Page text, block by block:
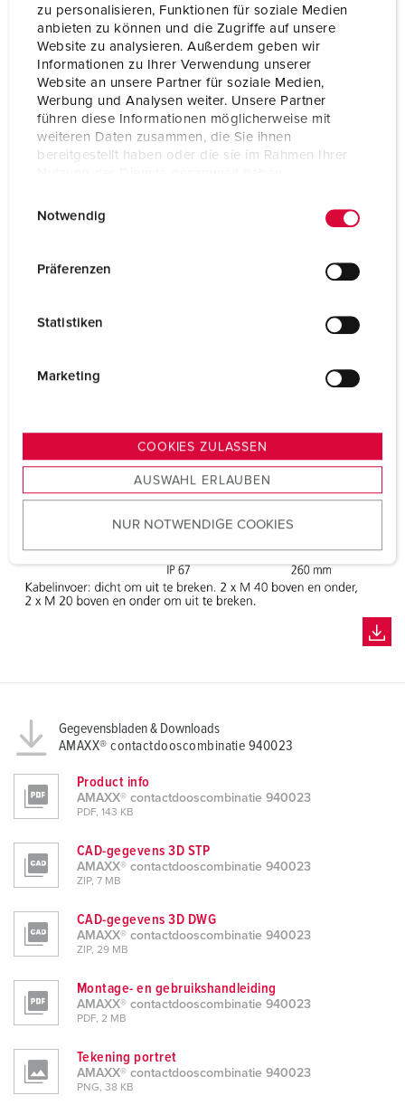
zu personalisieren, Funktionen für soziale Medien
anbieten zu können und die Zugriffe auf unsere
Website zu analysieren. Außerdem geben wir
Informationen zu Ihrer Verwendung unserer
Website an unsere Partner für soziale Medien,
Werbung und Analysen weiter. Unsere Partner
führen diese Informationen möglicherweise mit
weiteren Daten zusammen, die Sie ihnen
bereitgestellt haben oder die sie im Rahmen Ihrer
s
u
w
h
Notwendig
Präferenzen
Statistiken
Marketing
COOKIES ZULASSEN
AUSWAHL ERLAUBEN
NUR NOTWENDIGE COOKIES
Gewicht 7320 g
Hoogte 520 mm
Breedte 225 mm
Gegevensbladen & Downloads
AMAXX® contactdooscombinatie 940023
Product info
AMAXX® contactdooscombinatie 940023
PDF, 143 KB
CAD-gegevens 3D STP
AMAXX® contactdooscombinatie 940023
ZIP, 7 MB
CAD-gegevens 3D DWG
AMAXX® contactdooscombinatie 940023
ZIP, 29 MB
Montage- en gebruikshandleiding
AMAXX® contactdooscombinatie 940023
PDF, 2 MB
Tekening portret
AMAXX® contactdooscombinatie 940023
PNG, 38 KB